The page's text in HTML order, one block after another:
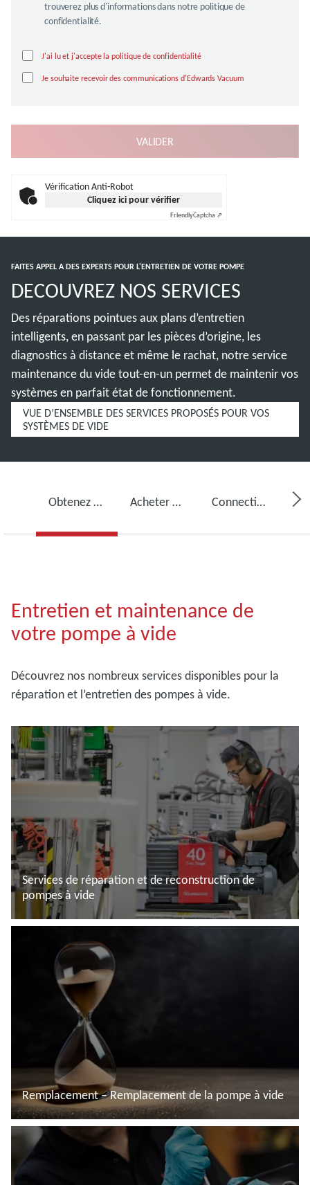
trouverez plus d'informations dans notre politique de
confidentialité.
J'ai lu et j'accepte la politique de confidentialité
Je souhaite recevoir des communications d'Edwards Vacuum
Vérification Anti-Robot
Cliquez ici pour vérifier
FriendlyCaptcha ⇗
FAITES APPEL A DES EXPERTS POUR L'ENTRETIEN DE VOTRE POMPE
DECOUVREZ NOS SERVICES
Des réparations pointues aux plans d’entretien
intelligents, en passant par les pièces d’origine, les
diagnostics à distance et même le rachat, notre service
maintenance du vide tout-en-un permet de maintenir vos
systèmes en parfait état de fonctionnement.
VUE D’ENSEMBLE DES SERVICES PROPOSÉS POUR VOS
SYSTÈMES DE VIDE
Obtenez des services pour votre pompe à vide Acheter de l’huile pour pompe à vide, des pièces de rechange et des kits Connectivité, surveillance et détection
Entretien et maintenance de
votre pompe à vide
Découvrez nos nombreux services disponibles pour la
réparation et l’entretien des pompes à vide.
Services de réparation et de reconstruction de
pompes à vide
Remplacement – Remplacement de la pompe à vide
En savoir plus